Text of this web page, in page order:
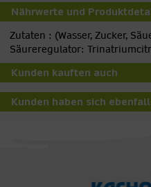
Nährwerte und
Zutaten : (Wasser, Zucker,
Säureregulator:
Kunden kauften auch
Kunden haben sich